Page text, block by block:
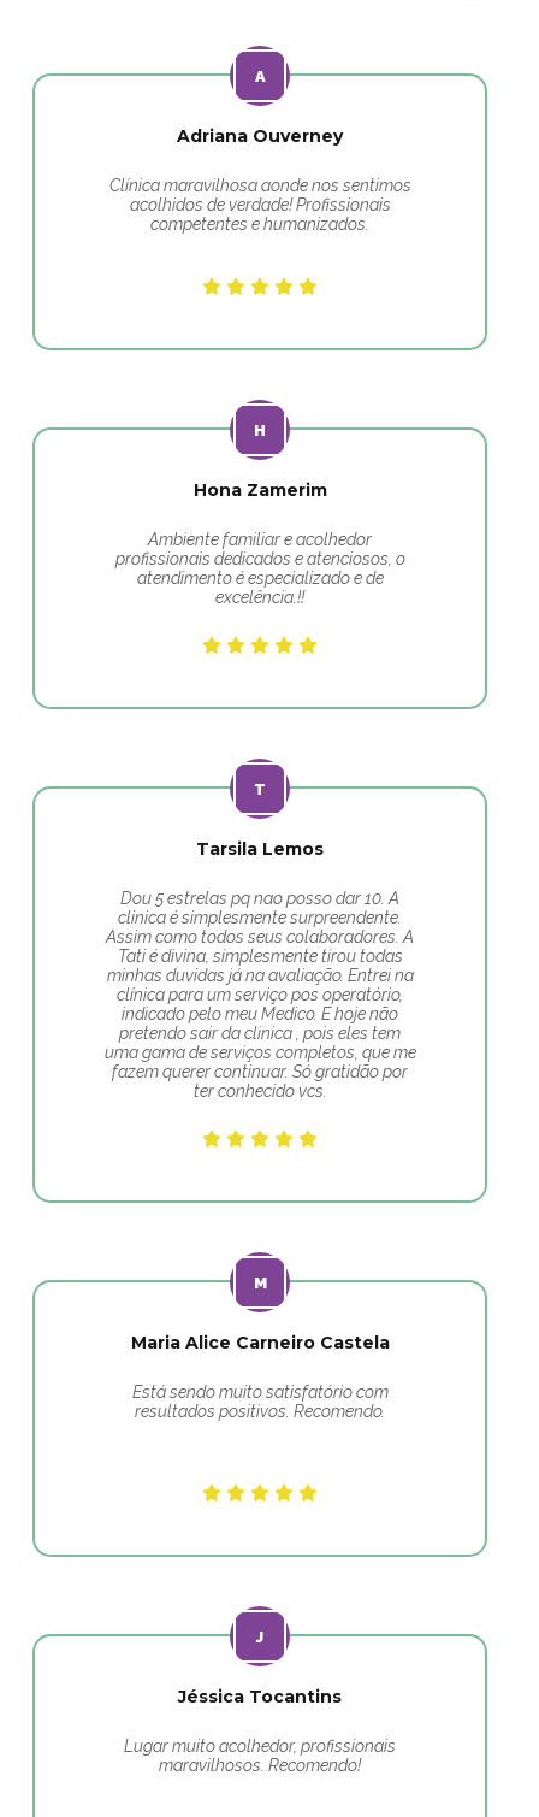
Adriana Ouverney
Clínica maravilhosa aonde nos sentimos
acolhidos de verdade! Profissionais
competentes e humanizados.
Hona Zamerim
Ambiente familiar e acolhedor
profissionais dedicados e atenciosos, o
atendimento é especializado e de
excelência.!!
Tarsila Lemos
Dou 5 estrelas pq nao posso dar 10. A
clinica é simplesmente surpreendente.
Assim como todos seus colaboradores. A
Tati é divina, simplesmente tirou todas
minhas duvidas já na avaliação. Entrei na
clínica para um serviço pos operatório,
indicado pelo meu Medico. E hoje não
pretendo sair da clinica , pois eles tem
uma gama de serviços completos, que me
fazem querer continuar. Só gratidão por
ter conhecido vcs.
Maria Alice Carneiro Castela
Está sendo muito satisfatório com
resultados positivos. Recomendo.
Jéssica Tocantins
Lugar muito acolhedor, profissionais
maravilhosos. Recomendo!